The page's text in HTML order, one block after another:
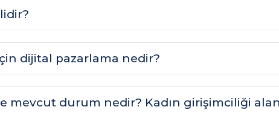
dijital pazarlama nedir?
mevcut durum nedir? Kadın girişimciliği